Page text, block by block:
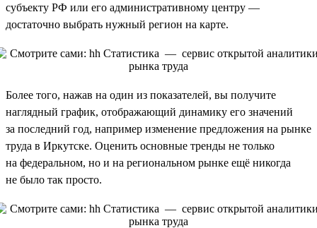
субъекту РФ или его административному центру —
достаточно выбрать нужный регион на карте.
Более того, нажав на один из показателей, вы получите
наглядный график, отображающий динамику его значений
за последний год, например изменение предложения на рынке
труда в Иркутске. Оценить основные тренды не только
на федеральном, но и на региональном рынке ещё никогда
не было так просто.